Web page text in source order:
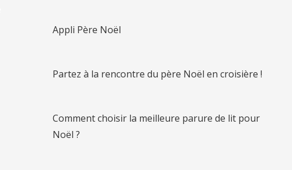
Appli Père Noël
Partez à la rencontre du père Noël en croisière !
Comment choisir la meilleure parure de lit pour
Noël ?